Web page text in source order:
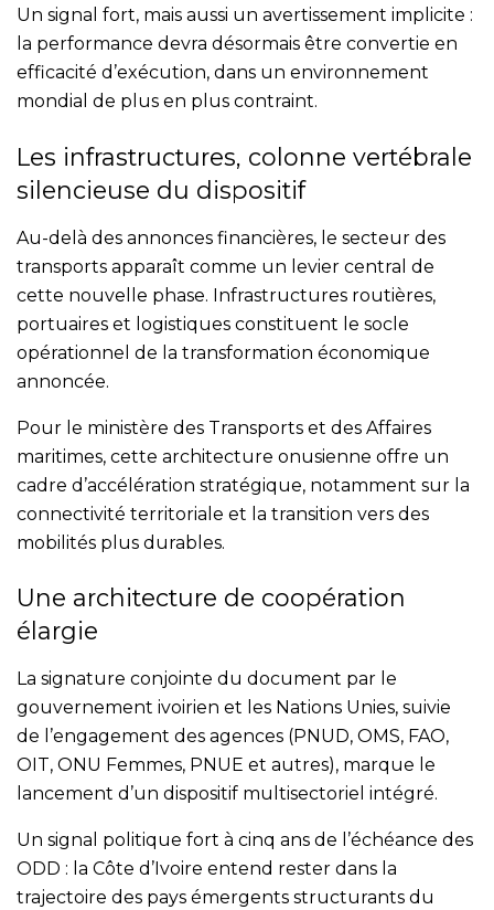
Un signal fort, mais aussi un avertissement implicite :
la performance devra désormais être convertie en
efficacité d’exécution, dans un environnement
mondial de plus en plus contraint.
Les infrastructures, colonne vertébrale
silencieuse du dispositif
Au-delà des annonces financières, le secteur des
transports apparaît comme un levier central de
cette nouvelle phase. Infrastructures routières,
portuaires et logistiques constituent le socle
opérationnel de la transformation économique
annoncée.
Pour le ministère des Transports et des Affaires
maritimes, cette architecture onusienne offre un
cadre d’accélération stratégique, notamment sur la
connectivité territoriale et la transition vers des
mobilités plus durables.
Une architecture de coopération
élargie
La signature conjointe du document par le
gouvernement ivoirien et les Nations Unies, suivie
de l’engagement des agences (PNUD, OMS, FAO,
OIT, ONU Femmes, PNUE et autres), marque le
lancement d’un dispositif multisectoriel intégré.
Un signal politique fort à cinq ans de l’échéance des
ODD : la Côte d’Ivoire entend rester dans la
trajectoire des pays émergents structurants du